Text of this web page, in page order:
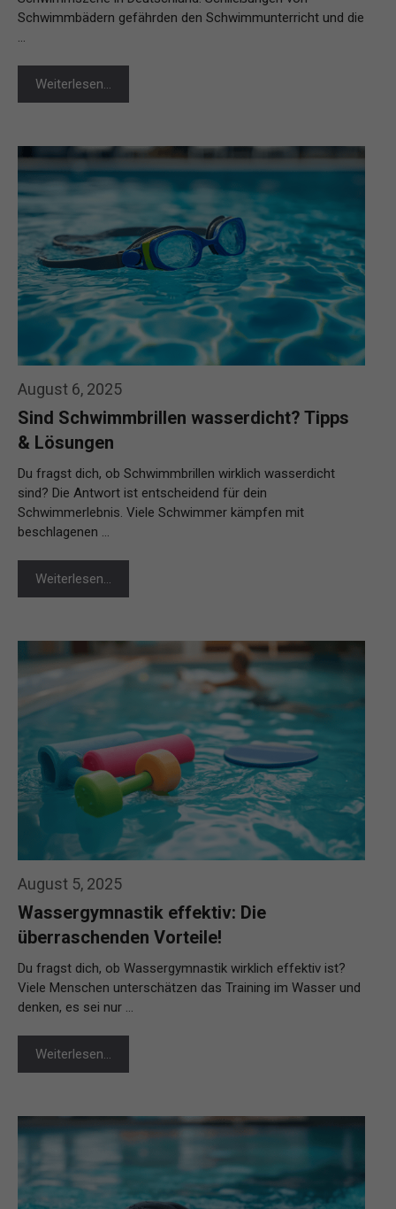
Schwimmbädern gefährden den Schwimmunterricht und die
…
Weiterlesen…
August 6, 2025
Sind Schwimmbrillen wasserdicht? Tipps
& Lösungen
Du fragst dich, ob Schwimmbrillen wirklich wasserdicht
sind? Die Antwort ist entscheidend für dein
Schwimmerlebnis. Viele Schwimmer kämpfen mit
beschlagenen …
Weiterlesen…
August 5, 2025
Wassergymnastik effektiv: Die
überraschenden Vorteile!
Du fragst dich, ob Wassergymnastik wirklich effektiv ist?
Viele Menschen unterschätzen das Training im Wasser und
denken, es sei nur …
Weiterlesen…